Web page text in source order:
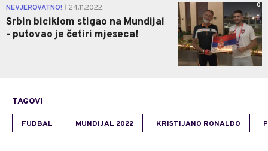
NEVJEROVATNO! 24.11.2022.
Srbin biciklom stigao na Mundijal
- putovao je četiri mjeseca!
0
TAGOVI
FUDBAL MUNDIJAL 2022 KRISTIJANO RONALDO